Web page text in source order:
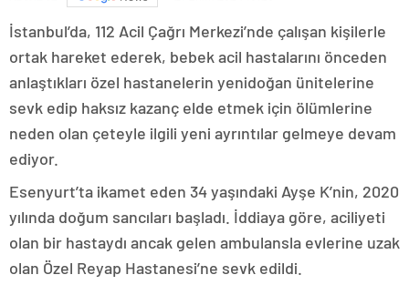
İstanbul’da, 112 Acil Çağrı Merkezi’nde çalışan kişilerle
ortak hareket ederek, bebek acil hastalarını önceden
anlaştıkları özel hastanelerin yenidoğan ünitelerine
sevk edip haksız kazanç elde etmek için ölümlerine
neden olan çeteyle ilgili yeni ayrıntılar gelmeye devam
ediyor.
Esenyurt’ta ikamet eden 34 yaşındaki Ayşe K’nin, 2020
yılında doğum sancıları başladı. İddiaya göre, aciliyeti
olan bir hastaydı ancak gelen ambulansla evlerine uzak
olan Özel Reyap Hastanesi’ne sevk edildi.